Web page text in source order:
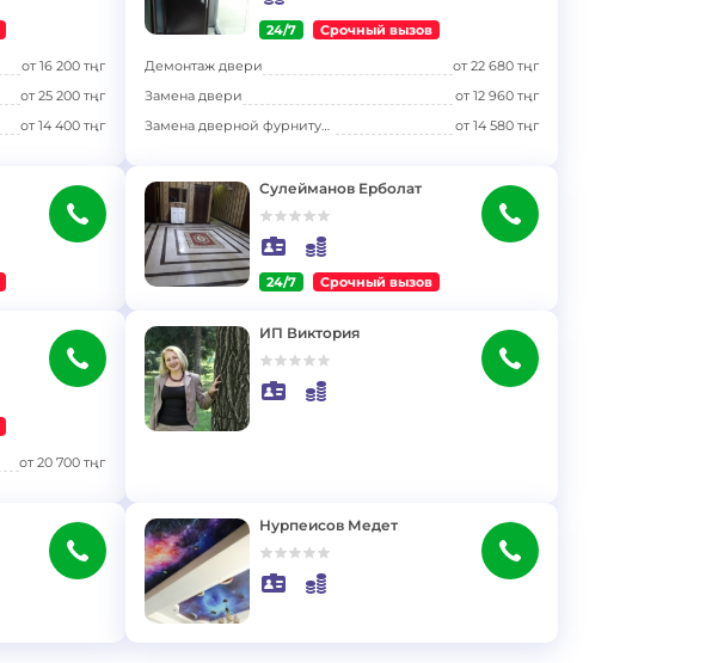
от16 200 тңг
от25 200 тңг
от14 400 тңг
24/7 Срочный вызов
Демонтаж двери от22 680 тңг
Замена двери
от12 960 тңг
Замена дверной фурнитуры (ручки, петли, доводчик)
от14 580 тңг
Сулейманов Ерболат
24/7 Срочный вызов
от20 700 тңг
ИП Виктория
Нурпеисов Медет